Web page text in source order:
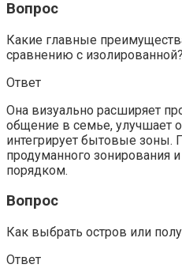
Вопрос
Какие главные
сравнению с изолированной?
Ответ
Она визуально расширяет
общение в семье, улучшает
интегрирует бытовые зоны.
продуманного зонирования и
порядком.
Вопрос
Как выбрать остров или
Ответ